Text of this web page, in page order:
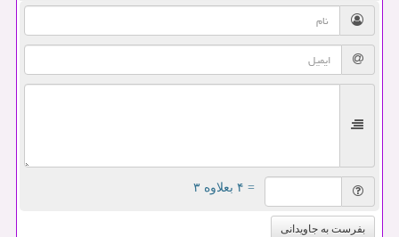
= ۴ بعلاوه ۳
بفرست به جاویدانی